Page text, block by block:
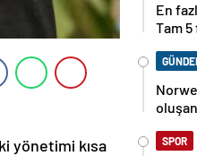
yönetimi kısa
En
Tam
SPOR